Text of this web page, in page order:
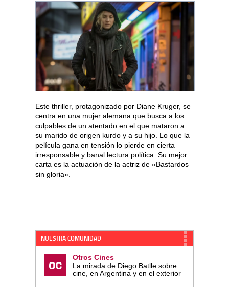
Este thriller, protagonizado por Diane Kruger, se
centra en una mujer alemana que busca a los
culpables de un atentado en el que mataron a
su marido de origen kurdo y a su hijo. Lo que la
película gana en tensión lo pierde en cierta
irresponsable y banal lectura política. Su mejor
carta es la actuación de la actriz de «Bastardos
sin gloria».
NUESTRA COMUNIDAD
Otros Cines
La mirada de Diego Batlle sobre
cine, en Argentina y en el exterior